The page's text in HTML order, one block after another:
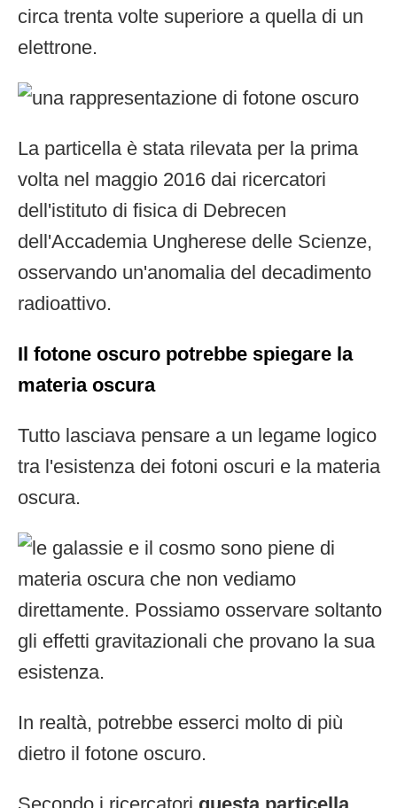
circa trenta volte superiore a quella di un
elettrone.
La particella è stata rilevata per la prima
volta nel maggio 2016 dai ricercatori
dell'istituto di fisica di Debrecen
dell'Accademia Ungherese delle Scienze,
osservando un'anomalia del decadimento
radioattivo.
Il fotone oscuro potrebbe spiegare la
materia oscura
Tutto lasciava pensare a un legame logico
tra l'esistenza dei fotoni oscuri e la materia
oscura.
In realtà, potrebbe esserci molto di più
dietro il fotone oscuro.